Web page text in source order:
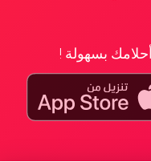
بسهولة !